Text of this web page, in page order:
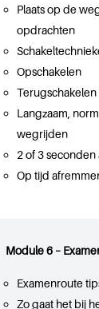
Plaats op de
opdrachten
Opschakelen
Terugschakelen
Langzaam,
wegrijden
2 of 3
Op tijd
Module 6 –
Examenroute
Zo gaat het bij